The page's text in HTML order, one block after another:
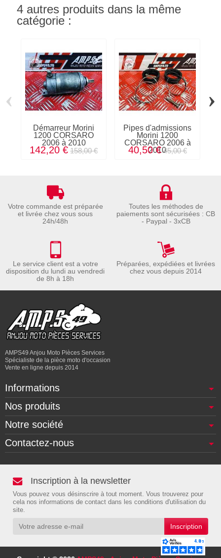
4 autres produits dans la même
catégorie :
Démarreur Morini
1200 CORSARO
2006 à 2010
142,20 € 158,00 €
Pipes d'admissions
Morini 1200
CORSARO 2006 à
2010
40,50 € 45,00 €
‹ ›
Votre commande est préparée
et livrée chez vous sous
24h/48h
Toutes les méthodes de
paiements sont sécurisées : CB
- Paypal - 3xCB
Le service client est a votre
disposition du lundi au vendredi
de 8h à 18h
Préparées, expédiées et livrées
chez vous depuis 2014
AMPS49 Anjou Moto Pièces Services
Spécialiste de la pièce moto d'occasion
Vente en ligne depuis 2014
Informations
Nos produits
Notre société
Contactez-nous
Inscription à la newsletter
Vous pouvez vous désinscrire à tout moment. Vous trouverez pour
cela nos informations de contact dans les conditions d'utilisation du
site.